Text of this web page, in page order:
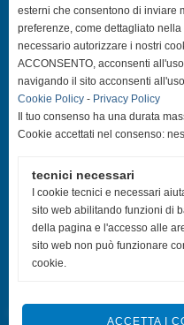
Community Asd
esterni che consentono di inviare
preferenze, come dettagliato
necessario autorizzare i nostri
ACCONSENTO, acconsenti
navigando il sito acconsenti
Cookie Policy - Privacy Policy
Il tuo consenso ha una durata
Cookie accettati nel consenso:
tecnici necessari
I cookie tecnici e necessari
sito web abilitando funzioni di
della pagina e l'accesso alle
sito web non può funzionare
cookie.
ACCETTA I